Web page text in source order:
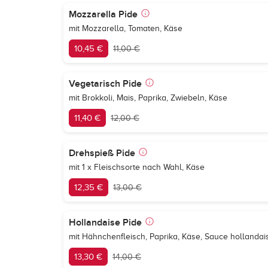
Mozzarella Pide
mit Mozzarella, Tomaten, Käse
10,45 € 11,00 €
Vegetarisch Pide
mit Brokkoli, Mais, Paprika, Zwiebeln, Käse
11,40 € 12,00 €
Drehspieß Pide
mit 1 x Fleischsorte nach Wahl, Käse
12,35 € 13,00 €
Hollandaise Pide
mit Hähnchenfleisch, Paprika, Käse, Sauce
13,30 € 14,00 €